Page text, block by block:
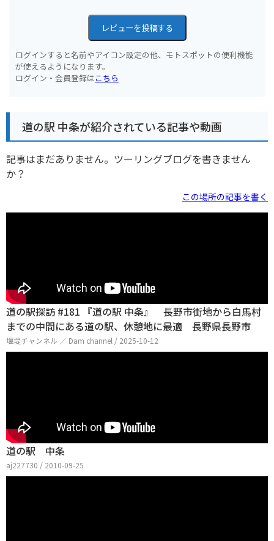
レビューを投稿する
ログインすると名前やアイコン設定の他、モトスポットの便利機能
が使えるようになります。
ログイン・会員登録はこちら
道の駅 中条が紹介されている記事や動画
記事はまだありません。ツーリングブログを書きません
か？
この場所の記事を書く
道の駅探訪 #181 『道の駅 中条』 長野市街地から白馬村
までの中間にある道の駅、休憩地に最適 長野県長野市
堰堤チャンネル ／ Dam channel / 2025-10-12
道の駅 中条
aj227730 / 2010-09-25